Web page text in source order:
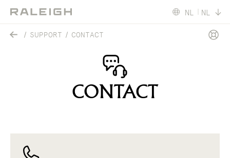
NL NL
SUPPORT CONTACT
CONTACT